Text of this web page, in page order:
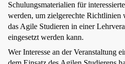
Schulungsmaterialien für
werden, um zielgerechte Richtlinien
das Agile Studieren in einer
eingesetzt werden kann.
Wer Interesse an der Veranstaltung